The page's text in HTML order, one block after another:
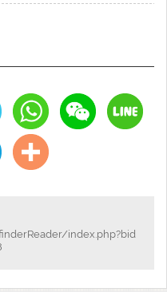
index.php?bid